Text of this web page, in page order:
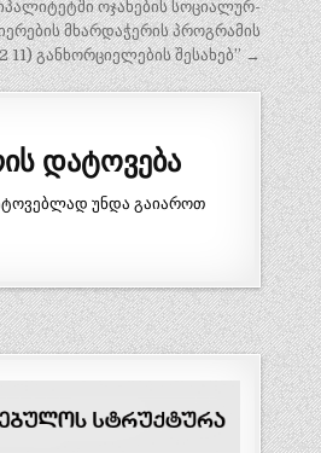
ოჯახების სოციალურ-
მხარდაჭერის პროგრამის
განხორციელების შესახებ” →
დატოვება
უნდა გაიაროთ